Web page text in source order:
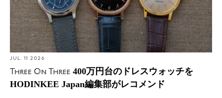
JUL. 11 2026
Three On Three 400万円台のドレスウォッチを
HODINKEE Japan編集部がレコメンド